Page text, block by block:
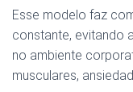
Esse modelo faz
constante, evitando
no ambiente
musculares,